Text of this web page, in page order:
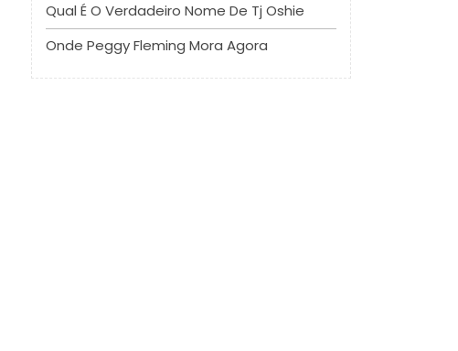
Qual É O Verdadeiro Nome De Tj Oshie
Onde Peggy Fleming Mora Agora